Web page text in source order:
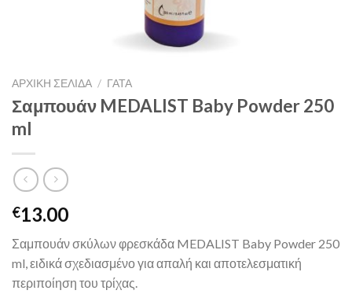
ΑΡΧΙΚΉ ΣΕΛΊΔΑ / ΓΑΤΑ
Σαμπουάν MEDALIST Baby Powder 250
ml
€13.00
Σαμπουάν σκύλων φρεσκάδα MEDALIST Baby Powder 250
ml, ειδικά σχεδιασμένο για απαλή και αποτελεσματική
περιποίηση του τρίχας.